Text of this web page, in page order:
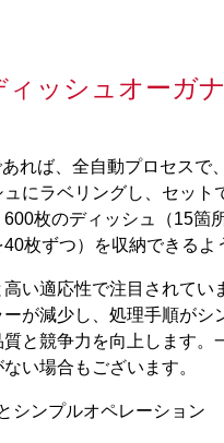
ィッシュオーガ
れば、全自動プロセスで
ュにラベリングし、セット
600枚のディッシュ（15箇
枚ずつ）を収納できるよ
い適応性で注目されてい
が減少し、処理手順がシ
質と競争力を向上します。
い場合もございます。
シンプルオペレーション